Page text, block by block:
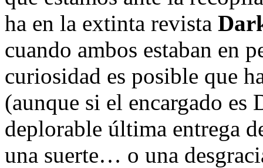
ha en la extinta revista
cuando ambos estaban en
curiosidad es posible que
(aunque si el encargado
deplorable última entrega
una suerte… o una